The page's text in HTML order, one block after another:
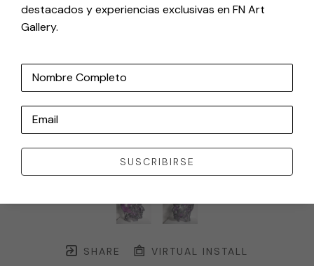
SHARE VIRTUAL INSTALL
destacados y experiencias exclusivas en FN Art
Gallery.
Nombre Completo
Email
SUSCRIBIRSE